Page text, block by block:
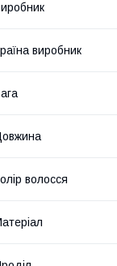
виробник
волосся